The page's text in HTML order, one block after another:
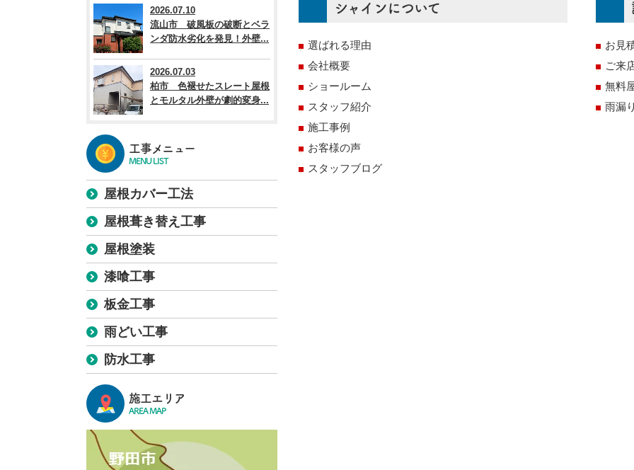
シャインについて
選ばれる理由
会社概要
ショールーム
スタッフ紹介
施工事例
お客様の声
スタッフブログ
お見
ご来
無料
雨漏
2026.07.10
流山市 破風板の破断とベラ
ンダ防水劣化を発見！外壁...
2026.07.03
柏市 色褪せたスレート屋根
とモルタル外壁が劇的変身...
工事メニュー
MENU LIST
屋根カバー工法
屋根葺き替え工事
屋根塗装
漆喰工事
板金工事
雨どい工事
防水工事
施工エリア
AREA MAP